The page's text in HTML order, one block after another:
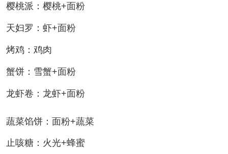
樱桃派：樱桃+面粉
天妇罗：虾+面粉
烤鸡：鸡肉
蟹饼：雪蟹+面粉
龙虾卷：龙虾+面粉
蔬菜馅饼：面粉+蔬菜
止咳糖：火光+蜂蜜